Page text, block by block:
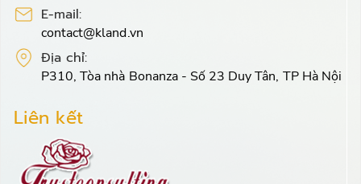
E-mail:
contact@kland.vn
Địa chỉ:
P310, Tòa nhà Bonanza - Số 23 Duy Tân, TP Hà Nội
Liên kết